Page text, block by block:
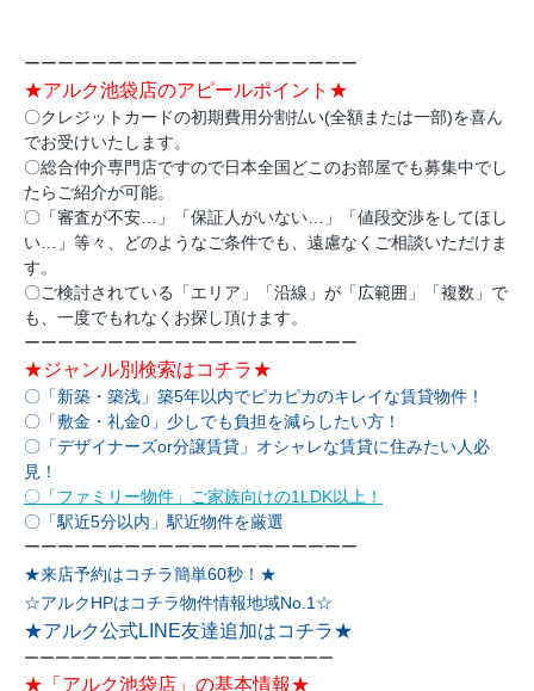
ーーーーーーーーーーーーーーーーーーーー
★アルク池袋店のアピールポイント★
〇クレジットカードの初期費用分割払い(全額または一部)を喜ん
でお受けいたします。
〇総合仲介専門店ですので日本全国どこのお部屋でも募集中でし
たらご紹介が可能。
〇「審査が不安…」「保証人がいない…」「値段交渉をしてほし
い…」等々、どのようなご条件でも、遠慮なくご相談いただけま
す。
〇ご検討されている「エリア」「沿線」が「広範囲」「複数」で
も、一度でもれなくお探し頂けます。
ーーーーーーーーーーーーーーーーーーーー
★ジャンル別検索はコチラ★
〇「新築・築浅」築5年以内でピカピカのキレイな賃貸物件！
〇「敷金・礼金0」少しでも負担を減らしたい方！
〇「デザイナーズor分譲賃貸」オシャレな賃貸に住みたい人必
見！
〇「ファミリー物件」ご家族向けの1LDK以上！
〇「駅近5分以内」駅近物件を厳選
ーーーーーーーーーーーーーーーーーーーー
★来店予約はコチラ簡単60秒！★
☆アルクHPはコチラ物件情報地域No.1☆
★アルク公式LINE友達追加はコチラ★
ーーーーーーーーーーーーーーーーーーーー
★「アルク池袋店」の基本情報★